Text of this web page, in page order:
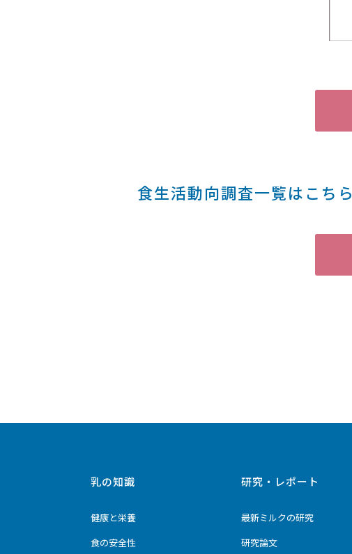
食生活動向調査一覧はこちら
乳の知識
健康と栄養
食の安全性
研究・レポート
最新ミルクの研究
研究論文